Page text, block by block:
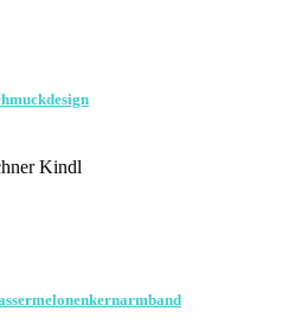
Kindl